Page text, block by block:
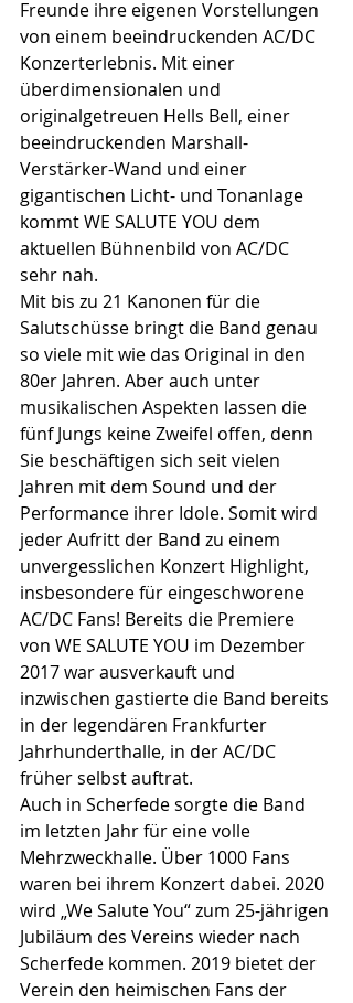
Freunde ihre eigenen Vorstellungen
von einem beeindruckenden AC/DC
Konzerterlebnis. Mit einer
überdimensionalen und
originalgetreuen Hells Bell, einer
beeindruckenden Marshall-
Verstärker-Wand und einer
gigantischen Licht- und Tonanlage
kommt WE SALUTE YOU dem
aktuellen Bühnenbild von AC/DC
sehr nah.
Mit bis zu 21 Kanonen für die
Salutschüsse bringt die Band genau
so viele mit wie das Original in den
80er Jahren. Aber auch unter
musikalischen Aspekten lassen die
fünf Jungs keine Zweifel offen, denn
Sie beschäftigen sich seit vielen
Jahren mit dem Sound und der
Performance ihrer Idole. Somit wird
jeder Aufritt der Band zu einem
unvergesslichen Konzert Highlight,
insbesondere für eingeschworene
AC/DC Fans! Bereits die Premiere
von WE SALUTE YOU im Dezember
2017 war ausverkauft und
inzwischen gastierte die Band bereits
in der legendären Frankfurter
Jahrhunderthalle, in der AC/DC
früher selbst auftrat.
Auch in Scherfede sorgte die Band
im letzten Jahr für eine volle
Mehrzweckhalle. Über 1000 Fans
waren bei ihrem Konzert dabei. 2020
wird „We Salute You“ zum 25-jährigen
Jubiläum des Vereins wieder nach
Scherfede kommen. 2019 bietet der
Verein den heimischen Fans der